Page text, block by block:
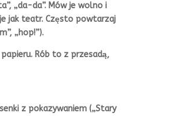
„da-da”. Mów je wolno i
jak teatr. Często powtarzaj
„hop!”).
Rób to z przesadą,
z pokazywaniem („Stary